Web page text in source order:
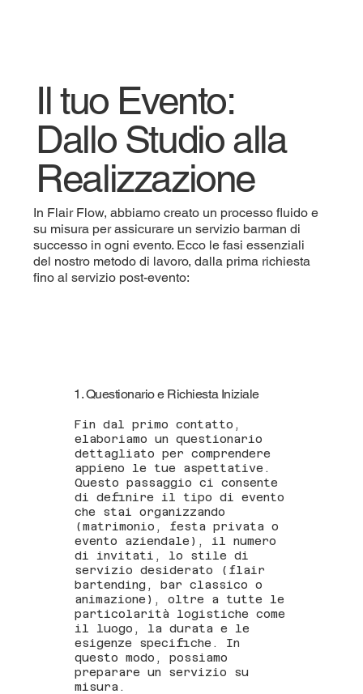
Il tuo Evento:
Dallo Studio alla
Realizzazione
In Flair Flow, abbiamo creato un processo fluido e
su misura per assicurare un servizio barman di
successo in ogni evento. Ecco le fasi essenziali
del nostro metodo di lavoro, dalla prima richiesta
fino al servizio post-evento:
1. Questionario e Richiesta Iniziale
Fin dal primo contatto,
elaboriamo un questionario
dettagliato per comprendere
appieno le tue aspettative.
Questo passaggio ci consente
di definire il tipo di evento
che stai organizzando
(matrimonio, festa privata o
evento aziendale), il numero
di invitati, lo stile di
servizio desiderato (flair
bartending, bar classico o
animazione), oltre a tutte le
particolarità logistiche come
il luogo, la durata e le
esigenze specifiche. In
questo modo, possiamo
preparare un servizio su
misura.